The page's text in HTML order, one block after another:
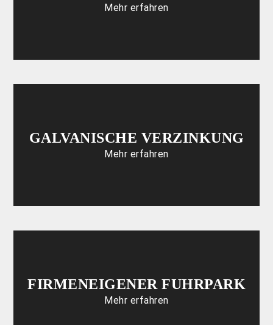
Mehr erfahren
GALVANISCHE VERZINKUNG
Mehr erfahren
FIRMENEIGENER FUHRPARK
Mehr erfahren